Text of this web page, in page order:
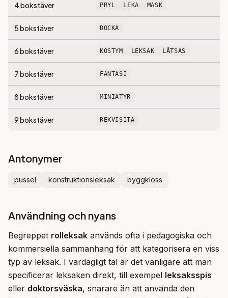
4bokstäver PRYL LEKA MASK
5bokstäver DOCKA
6bokstäver KOSTYM LEKSAK LÅTSAS
7bokstäver FANTASI
8bokstäver MINIATYR
9bokstäver REKVISITA
Antonymer
pussel konstruktionsleksak byggkloss
Användning och nyans
Begreppet rolleksak används ofta i pedagogiska och
kommersiella sammanhang för att kategorisera en viss
typ av leksak. I vardagligt tal är det vanligare att man
specificerar leksaken direkt, till exempel leksaksspis
eller doktorsväska, snarare än att använda den